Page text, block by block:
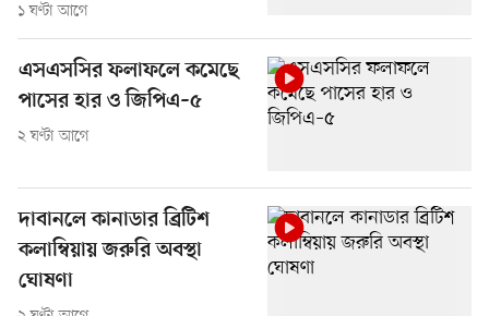
১ ঘণ্টা আগে
এসএসসির ফলাফলে কমেছে
পাসের হার ও জিপিএ–৫
২ ঘণ্টা আগে
দাবানলে কানাডার ব্রিটিশ
কলাম্বিয়ায় জরুরি অবস্থা
ঘোষণা